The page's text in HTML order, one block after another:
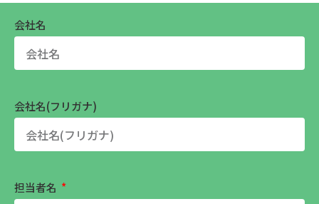
会社名
会社名(フリガナ)
担当者名